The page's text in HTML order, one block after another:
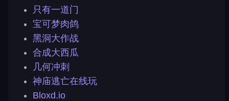
只有一道门
宝可梦肉鸽
黑洞大作战
合成大西瓜
几何冲刺
神庙逃亡在线玩
Bloxd.io